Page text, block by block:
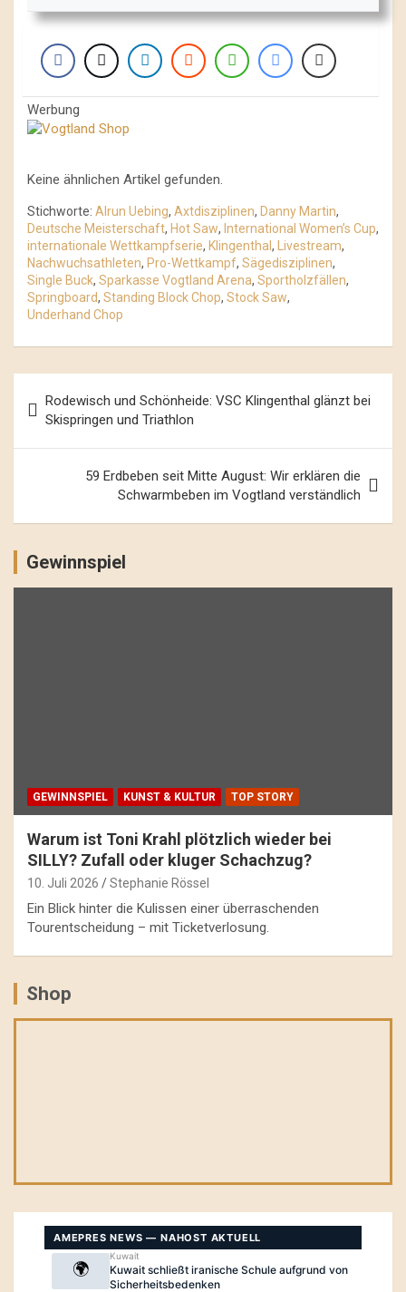
Werbung
Keine ähnlichen Artikel gefunden.
Stichworte: Alrun Uebing, Axtdisziplinen, Danny Martin,
Deutsche Meisterschaft, Hot Saw, International Women’s Cup,
internationale Wettkampfserie, Klingenthal , Livestream,
Nachwuchsathleten, Pro-Wettkampf, Sägedisziplinen,
Single Buck, Sparkasse Vogtland Arena, Sportholzfällen,
Springboard, Standing Block Chop, Stock Saw,
Underhand Chop
Navigation
Rodewisch und Schönheide: VSC Klingenthal glänzt bei
Skispringen und Triathlon
59 Erdbeben seit Mitte August: Wir erklären die
Schwarmbeben im Vogtland verständlich
Gewinnspiel
GEWINNSPIEL KUNST & KULTUR TOP STORY
Warum ist Toni Krahl plötzlich wieder bei
SILLY? Zufall oder kluger Schachzug?
10. Juli 2026 Stephanie Rössel
Ein Blick hinter die Kulissen einer überraschenden
Tourentscheidung – mit Ticketverlosung.
Shop